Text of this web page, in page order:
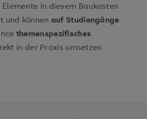
in diesem Baukasten
und können auf Studiengänge
themenspezifisches
in der Praxis umsetzen